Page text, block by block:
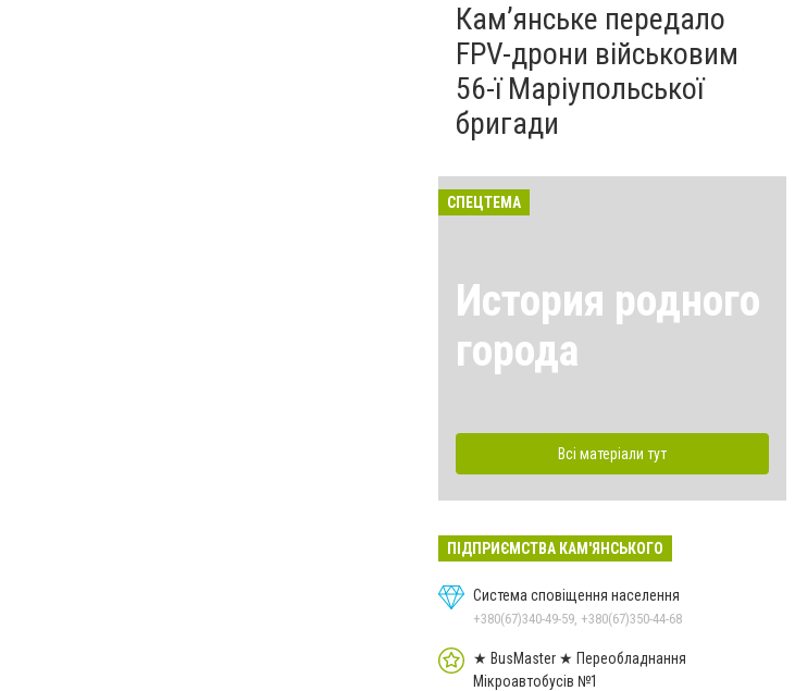
Кам’янське передало
FPV-дрони військовим
56-ї Маріупольської
бригади
СПЕЦТЕМА
История родного
города
Всі матеріали тут
ПІДПРИЄМСТВА КАМ'ЯНСЬКОГО
Система сповіщення населення
+380(67)340-49-59, +380(67)350-44-68
★ BusMaster ★ Переобладнання
Мікроавтобусів №1